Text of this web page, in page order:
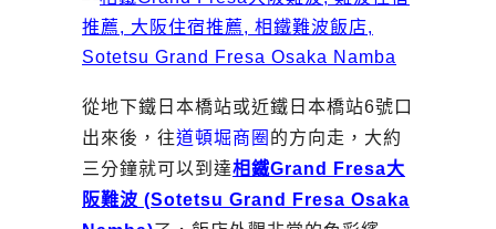
從地下鐵日本橋站或近鐵日本橋站6號口
出來後，往道頓堀商圈 的方向走，大約
三分鐘就可以到達相鐵Grand Fresa大
阪難波 (Sotetsu Grand Fresa Osaka